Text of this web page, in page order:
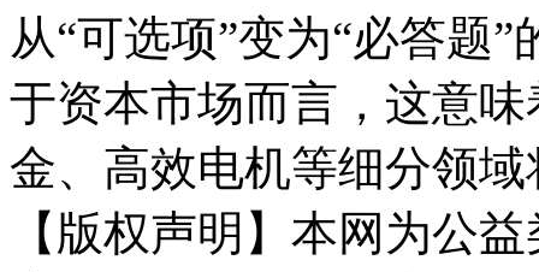
从“可选项”变为“必答题
于资本市场而言，这意
金、高效电机等细分领
【版权声明】本网为公